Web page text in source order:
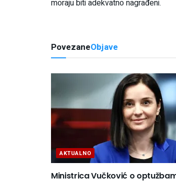
moraju biti adekvatno nagrađeni.
PovezaneObjave
AKTUALNO
Ministrica Vučković o